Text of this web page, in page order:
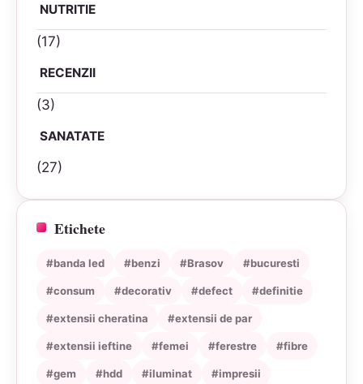
NUTRITIE
(17)
RECENZII
(3)
SANATATE
(27)
Etichete
#banda led #benzi #Brasov #bucuresti
#consum #decorativ #defect #definitie
#extensii cheratina #extensii de par
#extensii ieftine #femei #ferestre #fibre
#gem #hdd #iluminat #impresii